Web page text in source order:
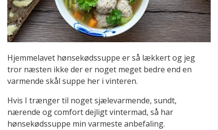
Hjemmelavet hønsekødssuppe er så lækkert og jeg
tror næsten ikke der er noget meget bedre end en
varmende skål suppe her i vinteren.
Hvis I trænger til noget sjælevarmende, sundt,
nærende og comfort dejligt vintermad, så har
hønsekødssuppe min varmeste anbefaling.